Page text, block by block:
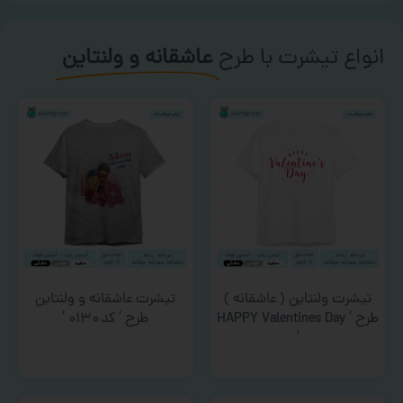
انواع تیشرت با طرح عاشقانه و ولنتاین
تیشرت ولنتاین ( عاشقانه )
طرح ‘ HAPPY Valentines Day
‘
تیشرت عاشقانه و ولنتاین
طرح ‘ کد ۰۱۳۰ ‘